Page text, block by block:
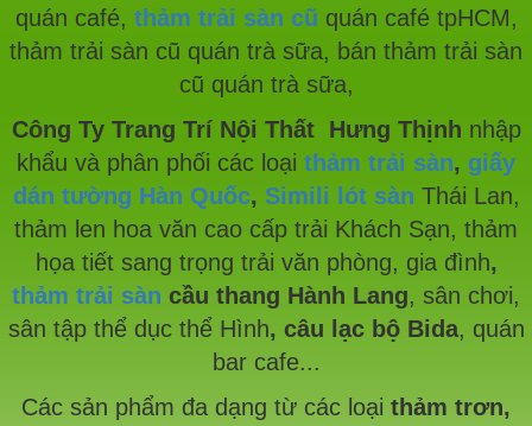
quán café, thảm trải sàn cũ quán café tpHCM,
thảm trải sàn cũ quán trà sữa, bán thảm trải sàn
cũ quán trà sữa,
Công Ty Trang Trí Nội Thất Hưng Thịnh nhập
khẩu và phân phối các loại thảm trải sàn, giấy
dán tường Hàn Quốc, Simili lót sàn Thái Lan,
thảm len hoa văn cao cấp trải Khách Sạn, thảm
họa tiết sang trọng trải văn phòng, gia đình,
thảm trải sàn cầu thang Hành Lang, sân chơi,
sân tập thể dục thể Hình, câu lạc bộ Bida, quán
bar cafe...
Các sản phẩm đa dạng từ các loại thảm trơn,